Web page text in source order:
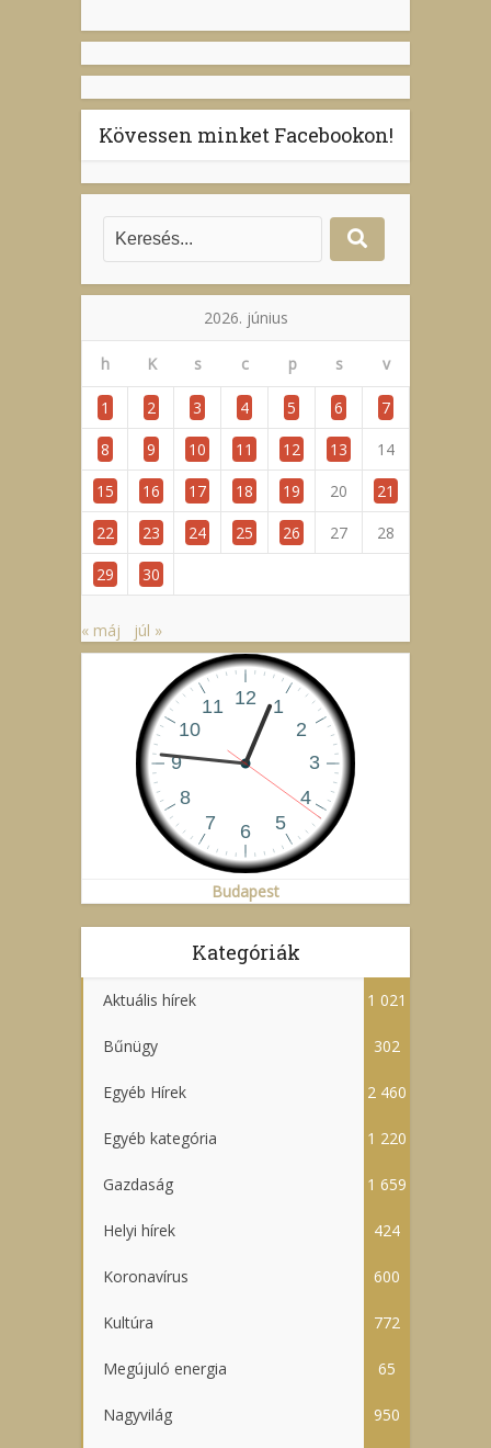
Kövessen minket Facebookon!
2026. június
h K s c p s v
1 2 3 4 5 6
7
8
9 10 11 12 13
14
15
16 17 18 19 20
21
22
23 24 25 26 27
28
29
30
« máj júl »
Budapest
Kategóriák
Aktuális hírek 1 021
Bűnügy 302
Egyéb Hírek 2 460
Egyéb kategória 1 220
Gazdaság 1 659
Helyi hírek 424
Koronavírus 600
Kultúra 772
Megújuló energia 65
Nagyvilág 950